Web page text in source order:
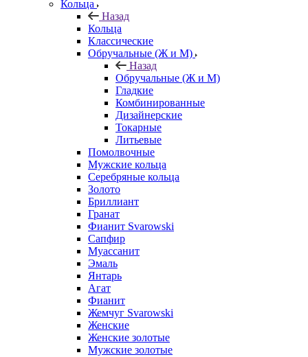
Кольца
Назад
Кольца
Классические
Обручальные (Ж и М)
Назад
Обручальные (Ж и М)
Гладкие
Комбинированные
Дизайнерские
Токарные
Литьевые
Помолвочные
Мужские кольца
Серебряные кольца
Золото
Бриллиант
Гранат
Фианит Svarowski
Сапфир
Муассанит
Эмаль
Янтарь
Агат
Фианит
Жемчуг Svarowski
Женские
Женские золотые
Мужские золотые